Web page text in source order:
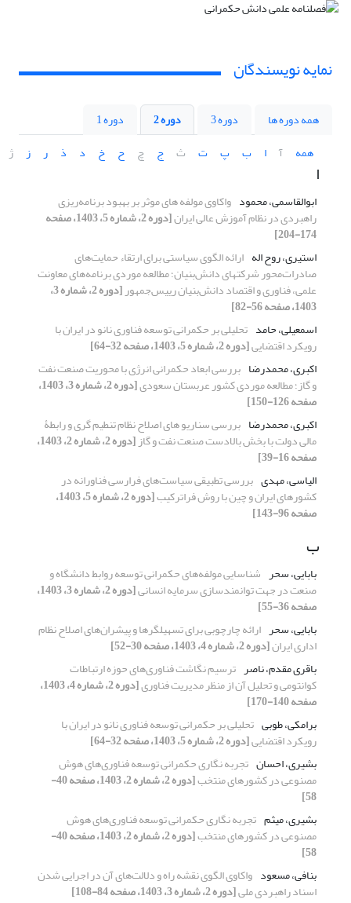
نمایه نویسندگان
همه دوره ها دوره 3 دوره 2
دوره 1
همه
آ ا ب پ ت ث ج چ ح خ د ذ ر ز ژ
ا
ابوالقاسمی، محمود واکاوی مولفه های موثر بر بهبود برنامه‌ریزی
راهبردی در نظام آموزش عالی ایران [دوره 2، شماره 5، 1403، صفحه
174-204]
استیری، روح اله ارائه الگوی سیاستی برای ارتقاء حمایت‌های
صادرات‌محور شرکتهای دانش‌بنیان؛ مطالعه موردی برنامه‌های معاونت
علمی، فناوری و اقتصاد دانش‌بنیان رییس‌جمهور [دوره 2، شماره 3،
1403، صفحه 56-82]
اسمعیلی، حامد تحلیلی بر حکمرانی توسعه فناوری نانو در ایران با
رویکرد اقتضایی[دوره 2، شماره 5، 1403، صفحه 32-64]
اکبری، محمدرضا بررسی ابعاد حکمرانی انرژی با محوریت صنعت نفت
و گاز؛ مطالعه موردی کشور عربستان سعودی [دوره 2، شماره 3، 1403،
صفحه 126-150]
اکبری، محمدرضا بررسی سناریو های اصلاح نظام تنطیم گری و رابطۀ
مالی دولت با بخش بالادست صنعت نفت و گاز [دوره 2، شماره 2، 1403،
صفحه 16-39]
الیاسی، مهدی بررسی تطبیقی سیاست‌های فرارسی فناورانه در
کشورهای ایران و چین با روش فراترکیب [دوره 2، شماره 5، 1403،
صفحه 96-143]
ب
بابایی، سحر شناسایی مولفه‌های حکمرانی توسعه روابط دانشگاه و
صنعت در جهت توانمندسازی سرمایه انسانی [دوره 2، شماره 3، 1403،
صفحه 36-55]
بابایی، سحر ارائه چارچوبی برای تسهیلگرها و پیشران‌های اصلاح نظام
اداری ایران[دوره 2، شماره 4، 1403، صفحه 30-52]
باقری مقدم، ناصر ترسیم نگاشت فناوری‌های حوزه ارتباطات
کوانتومی و تحلیل آن از منظر مدیریت فناوری [دوره 2، شماره 4، 1403،
صفحه 140-170]
برامکی، طوبی تحلیلی بر حکمرانی توسعه فناوری نانو در ایران با
رویکرد اقتضایی[دوره 2، شماره 5، 1403، صفحه 32-64]
بشیری، احسان تجربه نگاری حکمرانی توسعه فناوری‌های هوش
مصنوعی در کشورهای منتخب [دوره 2، شماره 2، 1403، صفحه 40-
58]
بشیری، میثم تجربه نگاری حکمرانی توسعه فناوری‌های هوش
مصنوعی در کشورهای منتخب [دوره 2، شماره 2، 1403، صفحه 40-
58]
بنافی، مسعود واکاوی الگوی نقشه راه و دلالت‌های آن در اجرایی شدن
اسناد راهبردی ملی[دوره 2، شماره 3، 1403، صفحه 84-108]